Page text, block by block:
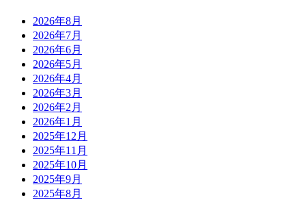
2026年8月
2026年7月
2026年6月
2026年5月
2026年4月
2026年3月
2026年2月
2026年1月
2025年12月
2025年11月
2025年10月
2025年9月
2025年8月